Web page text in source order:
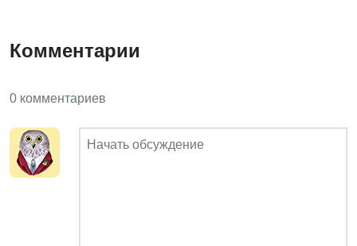
Комментарии
0 комментариев